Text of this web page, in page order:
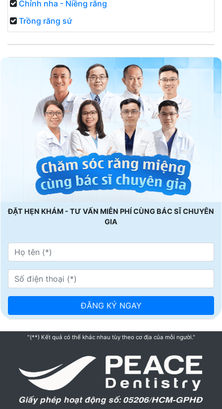
Chỉnh nha - Niềng răng
Trồng răng sứ
ĐẶT HẸN KHÁM - TƯ VẤN MIỄN PHÍ CÙNG BÁC SĨ CHUYÊN
GIA
"(**) Kết quả có thể khác nhau tùy theo cơ địa của mỗi người."